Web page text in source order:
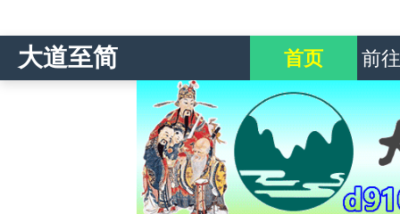
大道至简 首页 前